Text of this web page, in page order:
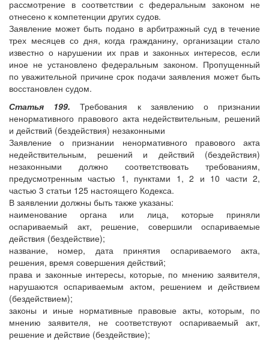
рассмотрение в соответствии с федеральным законом не
отнесено к компетенции других судов.
Заявление может быть подано в арбитражный суд в течение
трех месяцев со дня, когда гражданину, организации стало
известно о нарушении их прав и законных интересов, если
иное не установлено федеральным законом. Пропущенный
по уважительной причине срок подачи заявления может быть
восстановлен судом.
Статья 199.Требования к заявлению о признании
ненормативного правового акта недействительным, решений
и действий (бездействия) незаконными
Заявление о признании ненормативного правового акта
недействительным, решений и действий (бездействия)
незаконными должно соответствовать требованиям,
предусмотренным частью 1, пунктами 1, 2 и 10 части 2,
частью 3 статьи 125 настоящего Кодекса.
В заявлении должны быть также указаны:
наименование органа или лица, которые приняли
оспариваемый акт, решение, совершили оспариваемые
действия (бездействие);
название, номер, дата принятия оспариваемого акта,
решения, время совершения действий;
права и законные интересы, которые, по мнению заявителя,
нарушаются оспариваемым актом, решением и действием
(бездействием);
законы и иные нормативные правовые акты, которым, по
мнению заявителя, не соответствуют оспариваемый акт,
решение и действие (бездействие);